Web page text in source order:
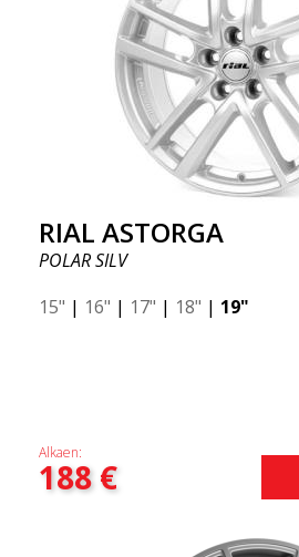
puhuvat usein keventyneen
painon eduista.
RIAL ASTORGA
POLAR SILV
15" | 16" | 17" | 18" | 19"
Alkaen:
188€